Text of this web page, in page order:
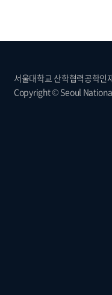
서울대학교 산학협력공학
Copyright © Seoul